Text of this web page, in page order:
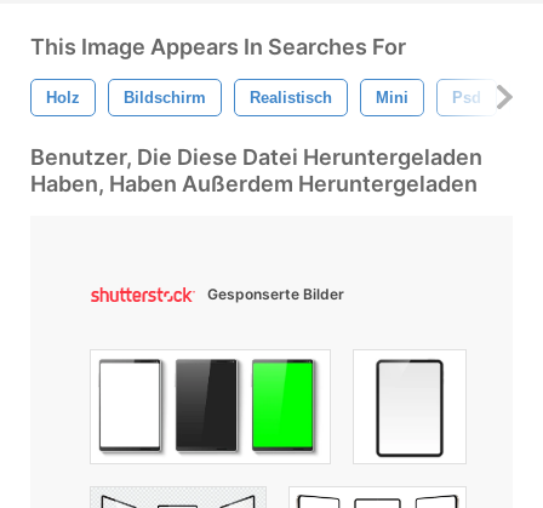
This Image Appears In Searches For
Holz Bildschirm Realistisch Mini Psd
Benutzer, Die Diese Datei Heruntergeladen
Haben, Haben Außerdem Heruntergeladen
Gesponserte Bilder